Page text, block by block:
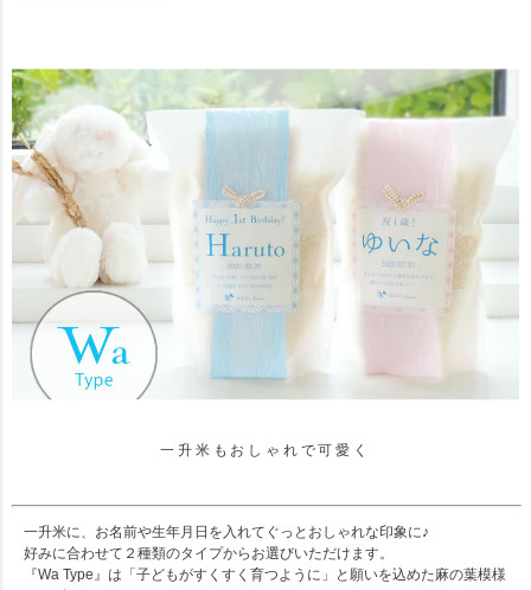
一升米もおしゃれで可愛く
一升米に、お名前や生年月日を入れてぐっとおしゃれな印象に♪
好みに合わせて２種類のタイプからお選びいただけます。
『Wa Type』は「子どもがすくすく育つように」と願いを込めた麻の葉模様